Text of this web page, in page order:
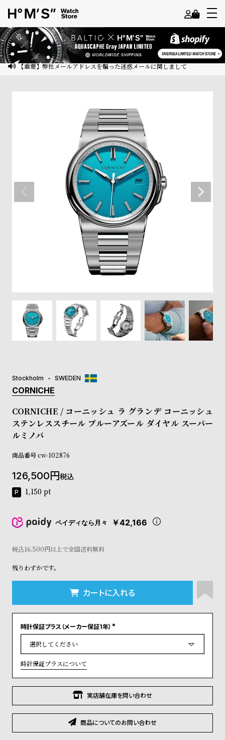
よ
う
こ
イ
#Tags
ッ
プ
バ
ル
チ
プ
ウ
ォ
ッ
コ
ニ
シ
ィ
ィ
ン
ト
ッ
ド
ク
ノ
グ
ラ
【重要】弊社メールアドレスを騙った迷惑メールに関しまして
Stockholm SWEDEN
CORNICHE
CORNICHE / コーニッシュ ラ グランデ コーニッシュ
ステンレススチール ブルーアズール ダイヤル スーパー
ルミノバ
商品番号cw-102876
126,500 税込
1,150 pt
ペイディなら月々 ￥42,166
税込16,500円以上で全国送料無料
残りわずかです。
カートに入れる
時計保証プラス（メーカー保証1年）
(
時計保証プラスについて
実店舗在庫を問い合わせ
商品についてのお問い合わせ